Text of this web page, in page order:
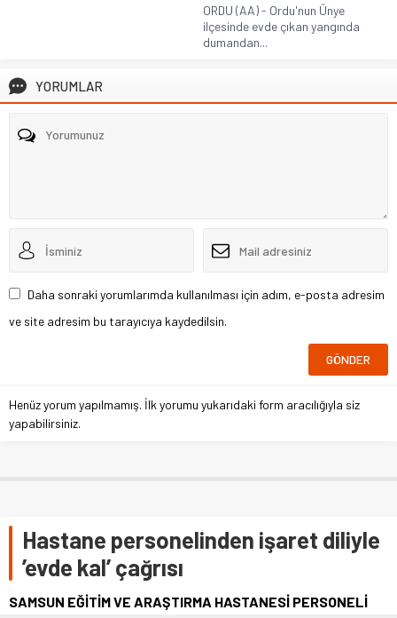
ORDU (AA) - Ordu'nun Ünye
ilçesinde evde çıkan yangında
dumandan...
YORUMLAR
Daha sonraki yorumlarımda kullanılması için adım, e-posta adresim
ve site adresim bu tarayıcıya kaydedilsin.
Henüz yorum yapılmamış. İlk yorumu yukarıdaki form aracılığıyla siz
yapabilirsiniz.
Hastane personelinden işaret diliyle
’evde kal’ çağrısı
SAMSUN EĞİTİM VE ARAŞTIRMA HASTANESİ PERSONELİ